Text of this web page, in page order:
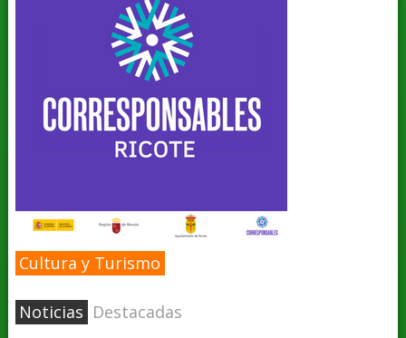
Cultura y Turismo
Noticias Destacadas